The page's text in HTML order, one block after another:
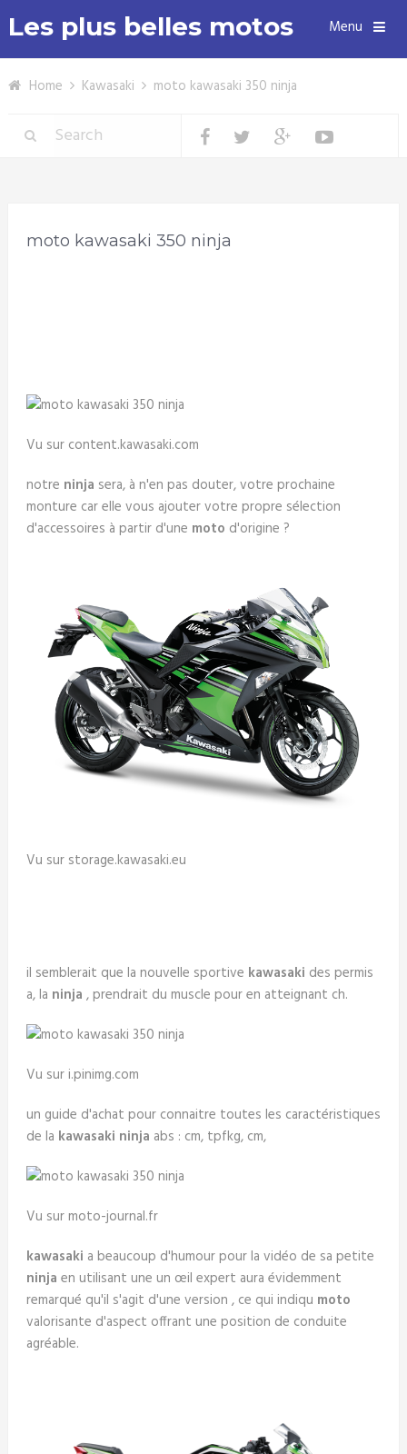
Les plus belles motos Menu
Home Kawasaki moto kawasaki 350 ninja
moto kawasaki 350 ninja
Vu sur content.kawasaki.com
notre ninja sera, à n'en pas douter, votre prochaine
monture car elle vous ajouter votre propre sélection
d'accessoires à partir d'une moto d'origine ?
Vu sur storage.kawasaki.eu
il semblerait que la nouvelle sportive kawasaki des permis
a, la ninja , prendrait du muscle pour en atteignant ch.
Vu sur i.pinimg.com
un guide d'achat pour connaitre toutes les caractéristiques
de la kawasaki ninja abs : cm, tpfkg, cm,
Vu sur moto-journal.fr
kawasaki a beaucoup d'humour pour la vidéo de sa petite
ninja en utilisant une un œil expert aura évidemment
remarqué qu'il s'agit d'une version , ce qui indiqu moto
valorisante d'aspect offrant une position de conduite
agréable.